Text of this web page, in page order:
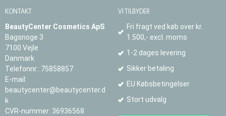
KONTAKT
BeautyCenter Cosmetics ApS
Bagsnoge 3
7100 Vejle
Danmark
Telefonnr.: 75858857
E-mail :
beautycenter@beautycenter.d
k
CVR-nummer: 36936568
VI TILBYDER
Fri fragt ved køb over kr.
1.500,- excl. moms
1-2 dages levering
Sikker betaling
EU Købsbetingelser
Stort udvalg